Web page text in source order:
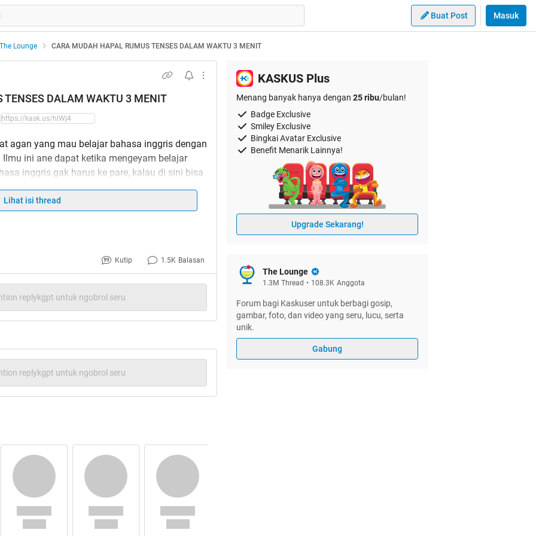
Buat Post Masuk
The Lounge CARA MUDAH HAPAL RUMUS TENSES DALAM WAKTU 3 MENIT
DALAM WAKTU 3 MENIT
agan yang mau belajar bahasa inggris dengan
ini ane dapat ketika mengeyam belajar
inggris gak harus ke pare, kalau di sini bisa
:
Lihat isi thread
Kutip 1.5K Balasan
replykgpt untuk ngobrol seru
replykgpt untuk ngobrol seru
KASKUS Plus
Menang banyak hanya dengan 25 ribu/bulan!
Badge Exclusive
Smiley Exclusive
Bingkai Avatar Exclusive
Benefit Menarik Lainnya!
Upgrade Sekarang!
The Lounge
1.3M Thread • 108.3K Anggota
Forum bagi Kaskuser untuk berbagi gosip,
gambar, foto, dan video yang seru, lucu, serta
unik.
Gabung